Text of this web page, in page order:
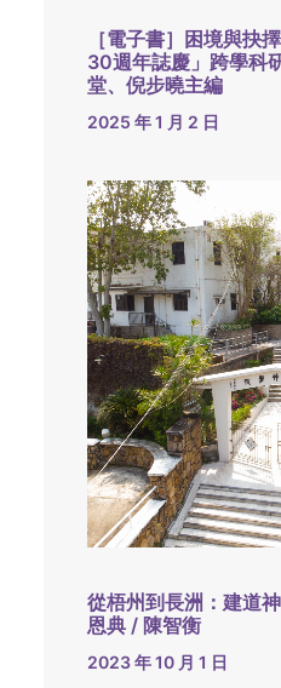
［電子書］困境與抉
30週年誌慶」跨學科
堂、倪步曉主編
2025 年 1 月 2 日
從梧州到長洲：建道
恩典 / 陳智衡
2023 年 10 月 1 日